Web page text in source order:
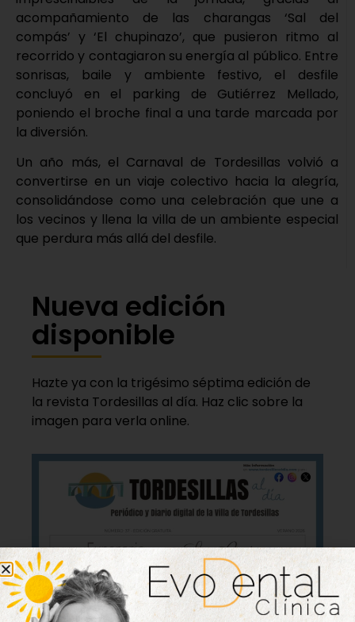
acompañamiento de las charangas ‘Sal del
compás’ y ‘El chupinazo’, que pusieron ritmo al
recorrido y contagiaron su energía al público. Entre
sonrisas, baile y ambiente festivo, el desfile
concluyó en el parking de Gutiérrez Mellado,
poniendo el broche final a una tarde marcada por
la diversión.
Un año más, el Carnaval de Tordesillas volvió a
convertirse en un viaje colectivo hacia la alegría,
consolidándose como una celebración que une a
los vecinos y llena la villa de un ambiente especial
que perdura más allá del desfile.
Nueva edición
disponible
Hazte ya con la trigésimo séptima edición de
la revista Tordesillas al día. Haz clic sobre la
imagen para verla online.